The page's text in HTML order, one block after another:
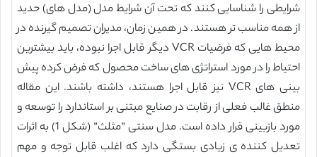
شرایطی را شناسایی کنند که تحت آن شرایط مدل (مدل های) حدید
از همه مناسب تر هستند. در همین زمان، مدیران تصمیم گیرنده در
محیط هایی که فرضیات VCR دیگر قابل اجرا نبوده، باید بیشترین
احتیاط را در مورد استراتژی های ساخت محصول که فرض کرده پیش
بینی های VCR نیز قابل اجرا هستند، داشته باشند. این مقاله
منطق غالب فعلی از رقابت در صنایع مبتنی بر استاندارد را توسعه و
مورد بازبینی قرار داده است. مدل سنتی ”مثلث” (شکل 1) به اثرات
تعدیل کننده ی زیادی بستگی دارد که اغلب قابل توجه و مهم